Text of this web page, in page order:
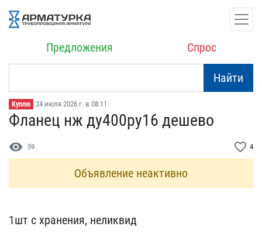
Предложения Спрос
Найти
Куплю 24 июля 2026 г. в 08:11
Фланец нж ду400ру16 деше​во
visibility 59 favorite_border 4
Объявление неактивно
1шт с хранения, неликвид